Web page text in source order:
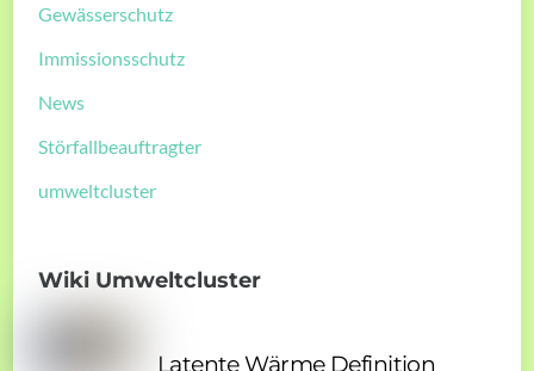
Gewässerschutz
Immissionsschutz
News
Störfallbeauftragter
umweltcluster
Wiki Umweltcluster
Latente Wärme Definition